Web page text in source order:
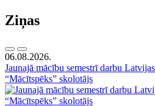
Ziņas
06.08.2026.
Jaunajā mācību semestrī darbu
“Mācītspēks” skolotājs